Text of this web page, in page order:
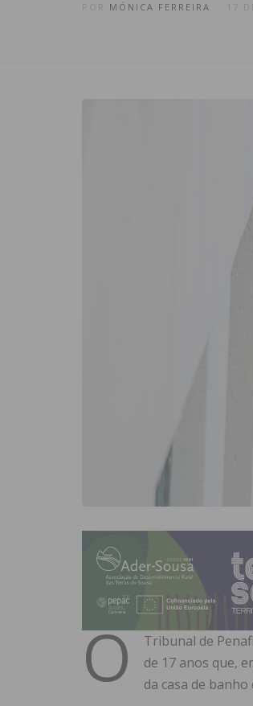
MÓNICA FERREIRA 17
O
Tribunal de
de 17 anos que,
da casa de